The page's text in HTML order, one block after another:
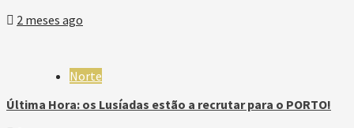
2 meses ago
Norte
Última Hora: os Lusíadas estão a recrutar para o PORTO!